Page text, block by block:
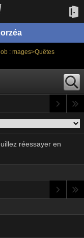
: mages>Quêtes
réessayer en